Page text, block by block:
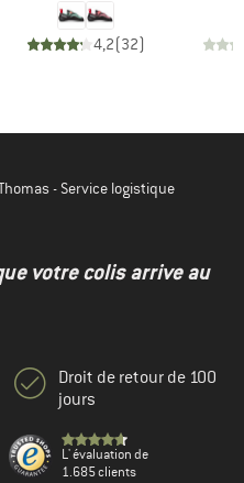
4,2(32)
- Service logistique
votre colis arrive au
Droit de retour de 100
jours
L' évaluation de
1.685 clients